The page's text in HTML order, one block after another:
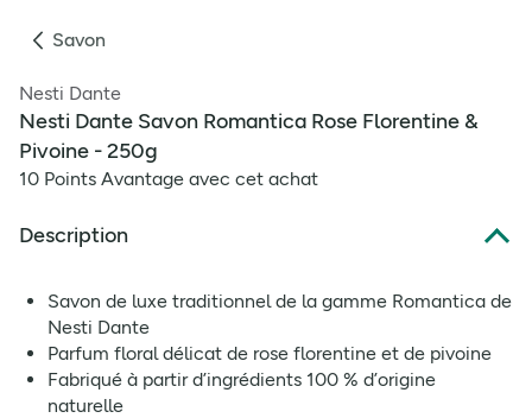
Savon
Nesti Dante
Nesti Dante Savon Romantica Rose Florentine &
Pivoine - 250g
10 Points Avantage avec cet achat
Description
Savon de luxe traditionnel de la gamme Romantica de
Nesti Dante
Parfum floral délicat de rose florentine et de pivoine
Fabriqué à partir d’ingrédients 100 % d’origine
naturelle